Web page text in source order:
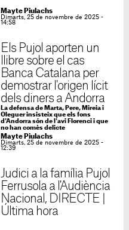
Mayte Piulachs
Dimarts, 25 de novembre de 2025 -
14:58
Els Pujol aporten un
llibre sobre el cas
Banca Catalana per
demostrar l'origen lícit
dels diners a Andorra
La defensa de Marta, Pere, Mireia i
Oleguer insisteix que els fons
d'Andorra són de l'avi Florenci i que
no han comès delicte
Mayte Piulachs
Dimarts, 25 de novembre de 2025 -
12:39
Judici a la família Pujol
Ferrusola a l'Audiència
Nacional, DIRECTE |
Última hora